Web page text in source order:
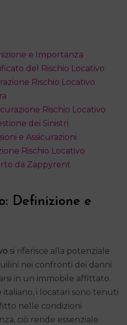
e Importanza
del Rischio Locativo
Rischio Locativo
Rischio Locativo
dei Sinistri
e Assicurazioni
Rischio Locativo
da Zappyrent
Definizione e
si riferisce alla potenziale
nei confronti dei danni
in un immobile affittato.
italiano, i locatari sono tenuti
nelle condizioni
ciò rende essenziale